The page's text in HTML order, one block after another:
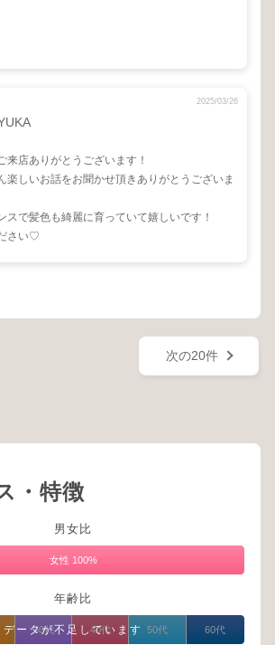
2025/03/26
来店ありがとうございます！
楽しいお話をお聞かせ頂きありがとうございま
スで髪色も綺麗に育っていて嬉しいです！
さい♡
次の20件
・特徴
男女比
女性 100%
年齢比
データが不足しています
30代 40代 50代 60代